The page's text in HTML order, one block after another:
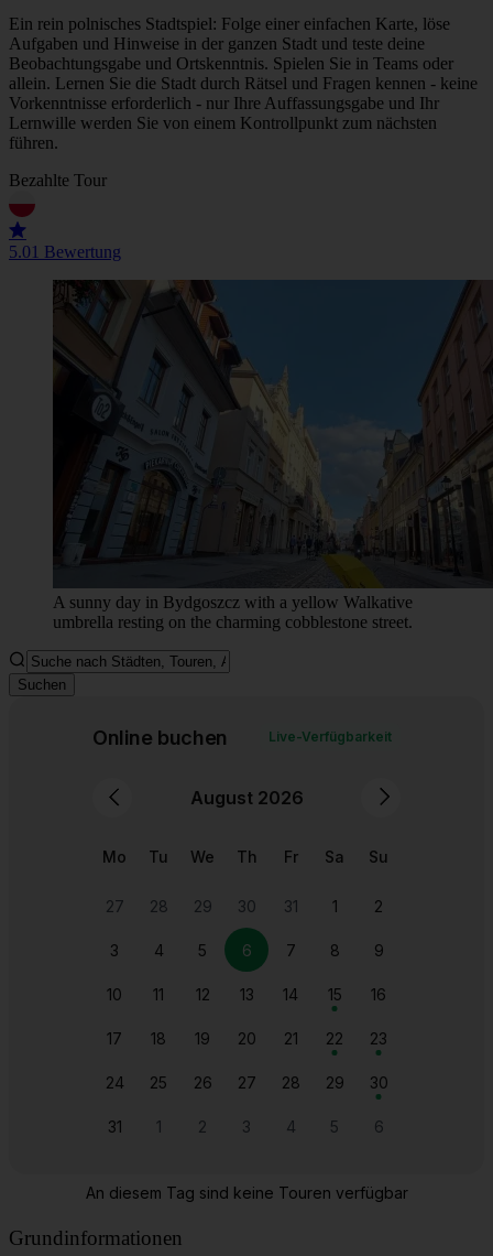
Ein rein polnisches Stadtspiel: Folge einer einfachen Karte, löse
Aufgaben und Hinweise in der ganzen Stadt und teste deine
Beobachtungsgabe und Ortskenntnis. Spielen Sie in Teams oder
allein. Lernen Sie die Stadt durch Rätsel und Fragen kennen - keine
Vorkenntnisse erforderlich - nur Ihre Auffassungsgabe und Ihr
Lernwille werden Sie von einem Kontrollpunkt zum nächsten
führen.
Bezahlte Tour
5.01 Bewertung
A sunny day in Bydgoszcz with a yellow Walkative
umbrella resting on the charming cobblestone street.
Suchen
Grundinformationen